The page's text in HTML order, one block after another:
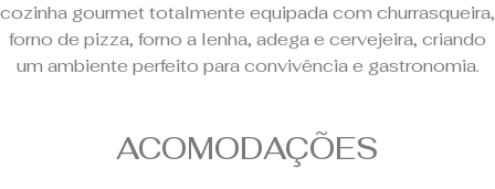
cozinha gourmet totalmente equipada com churrasqueira,
forno de pizza, forno a lenha, adega e cervejeira, criando
um ambiente perfeito para convivência e gastronomia.
ACOMODAÇÕES